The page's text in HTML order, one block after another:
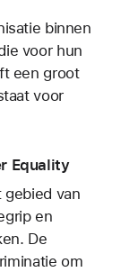
binnen
voor hun
een groot
voor
Equality
gebied van
en
De
om